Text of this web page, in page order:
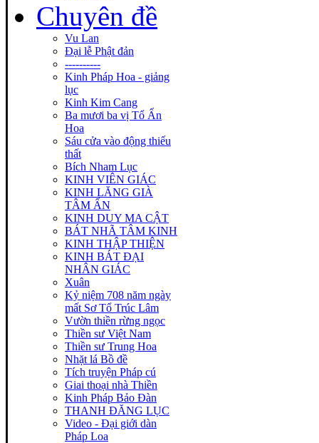
Chuyên đề
Vu Lan
Đại lễ Phật đản
----------
Kinh Pháp Hoa - giảng
lục
Kinh Kim Cang
Ba mươi ba vị Tổ Ấn
Hoa
Sáu cửa vào động thiếu
thất
Bích Nham Lục
KINH VIÊN GIÁC
KINH LĂNG GIÀ
TÂM ẤN
KINH DUY MA CẬT
BÁT NHÃ TÂM KINH
KINH THẬP THIỆN
KINH BÁT ĐẠI
NHÂN GIÁC
Xuân
Kỷ niệm 708 năm ngày
mất Sơ Tổ Trúc Lâm
Vườn thiền rừng ngọc
Thiền sư Việt Nam
Thiền sư Trung Hoa
Nhặt lá Bồ đề
Tích truyện Pháp cú
Giai thoại nhà Thiền
Kinh Pháp Bảo Đàn
THANH ĐĂNG LỤC
Video - Đại giới dàn
Pháp Loa